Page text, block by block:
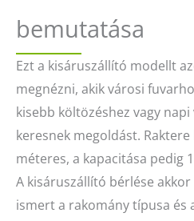
bemutatása
Ezt a kisáruszállító modellt
megnézni, akik városi
kisebb költözéshez vagy
keresnek megoldást. Raktere
méteres, a kapacitása pedig
A kisáruszállító bérlése
ismert a rakomány típusa és